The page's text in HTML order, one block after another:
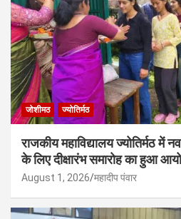
जोशीमठ ज्योतिर्मठ
राजकीय महाविद्यालय ज्योतिर्मठ में
के लिए दीक्षारंभ समारोह का हुआ
August 1, 2026 महादीप पंवार